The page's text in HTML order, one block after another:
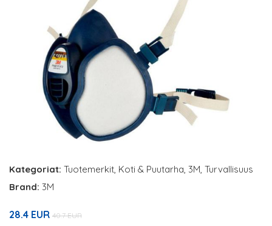
Kategoriat: Tuotemerkit, Koti & Puutarha, 3M, Turvallisuus
Brand: 3M
28.4 EUR 40.7 EUR